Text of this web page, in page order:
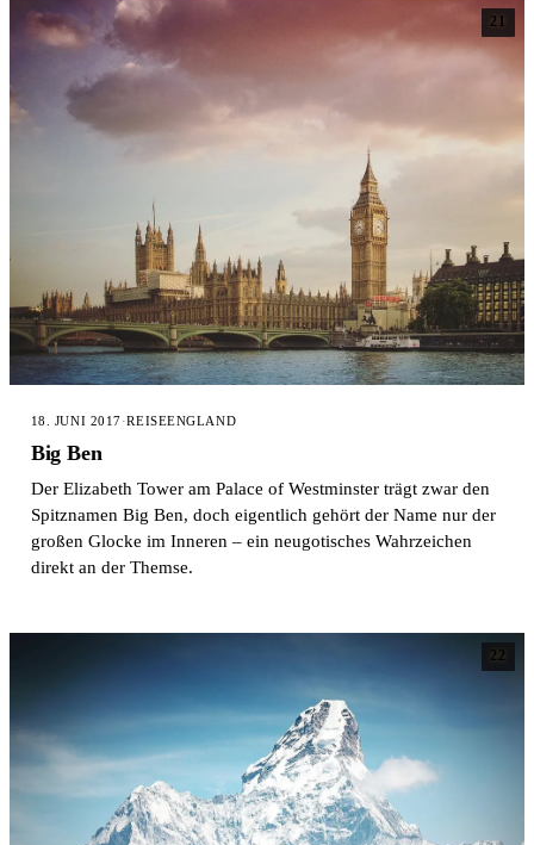
21
18. JUNI 2017·REISEENGLAND
Big Ben
Der Elizabeth Tower am Palace of Westminster trägt zwar den
Spitznamen Big Ben, doch eigentlich gehört der Name nur der
großen Glocke im Inneren – ein neugotisches Wahrzeichen
direkt an der Themse.
22